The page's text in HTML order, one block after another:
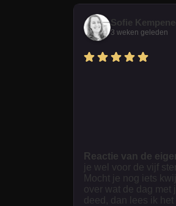
Sofie
3 weken geleden
Reactie van de
je wel voor de vijf
Mocht je nog iets
over wat de dag met
deed, dan lees ik het